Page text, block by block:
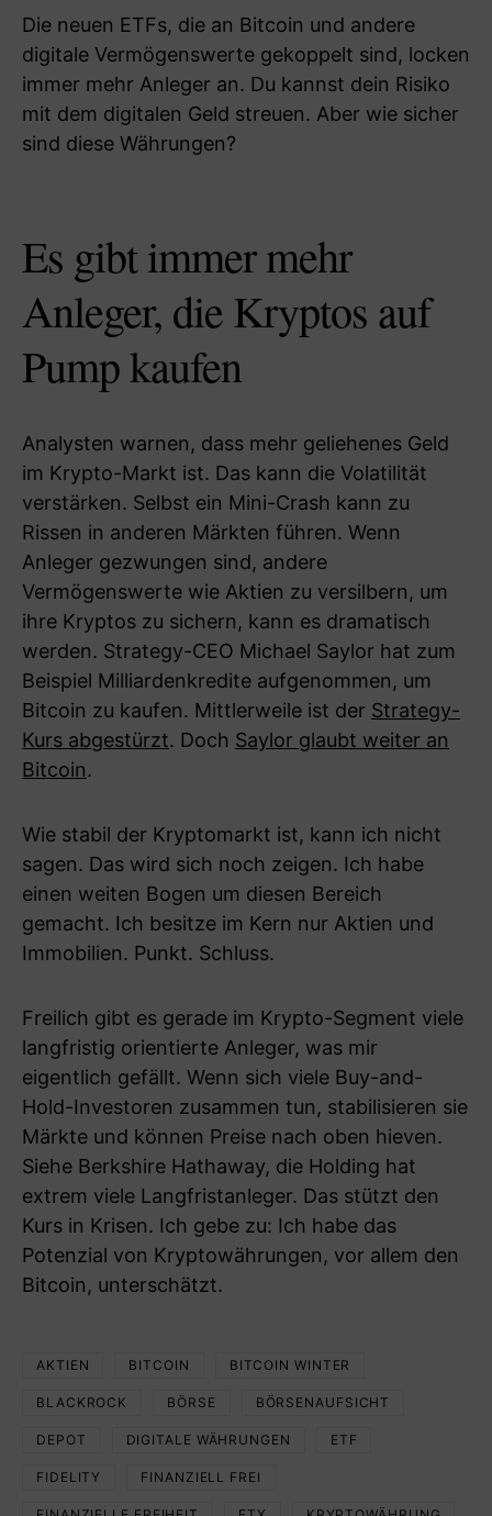
Die neuen ETFs, die an Bitcoin und andere
digitale Vermögenswerte gekoppelt sind, locken
immer mehr Anleger an. Du kannst dein Risiko
mit dem digitalen Geld streuen. Aber wie sicher
sind diese Währungen?
Es gibt immer mehr
Anleger, die Kryptos auf
Pump kaufen
Analysten warnen, dass mehr geliehenes Geld
im Krypto-Markt ist. Das kann die Volatilität
verstärken. Selbst ein Mini-Crash kann zu
Rissen in anderen Märkten führen. Wenn
Anleger gezwungen sind, andere
Vermögenswerte wie Aktien zu versilbern, um
ihre Kryptos zu sichern, kann es dramatisch
werden. Strategy-CEO Michael Saylor hat zum
Beispiel Milliardenkredite aufgenommen, um
Bitcoin zu kaufen. Mittlerweile ist der Strategy-
Kurs abgestürzt. Doch Saylor glaubt weiter an
Bitcoin.
Wie stabil der Kryptomarkt ist, kann ich nicht
sagen. Das wird sich noch zeigen. Ich habe
einen weiten Bogen um diesen Bereich
gemacht. Ich besitze im Kern nur Aktien und
Immobilien. Punkt. Schluss.
Freilich gibt es gerade im Krypto-Segment viele
langfristig orientierte Anleger, was mir
eigentlich gefällt. Wenn sich viele Buy-and-
Hold-Investoren zusammen tun, stabilisieren sie
Märkte und können Preise nach oben hieven.
Siehe Berkshire Hathaway, die Holding hat
extrem viele Langfristanleger. Das stützt den
Kurs in Krisen. Ich gebe zu: Ich habe das
Potenzial von Kryptowährungen, vor allem den
Bitcoin, unterschätzt.
AKTIEN BITCOIN BITCOIN WINTER
BLACKROCK BÖRSE BÖRSENAUFSICHT
DEPOT DIGITALE WÄHRUNGEN ETF
FIDELITY FINANZIELL FREI